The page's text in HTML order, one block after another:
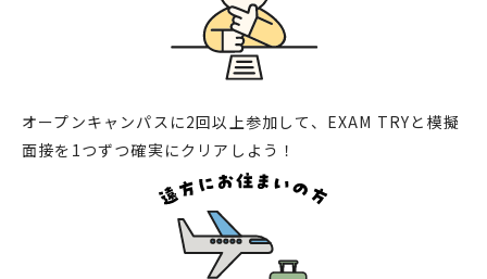
オープンキャンパスに2回以上参加して、EXAM TRYと模擬
面接を1つずつ確実にクリアしよう！